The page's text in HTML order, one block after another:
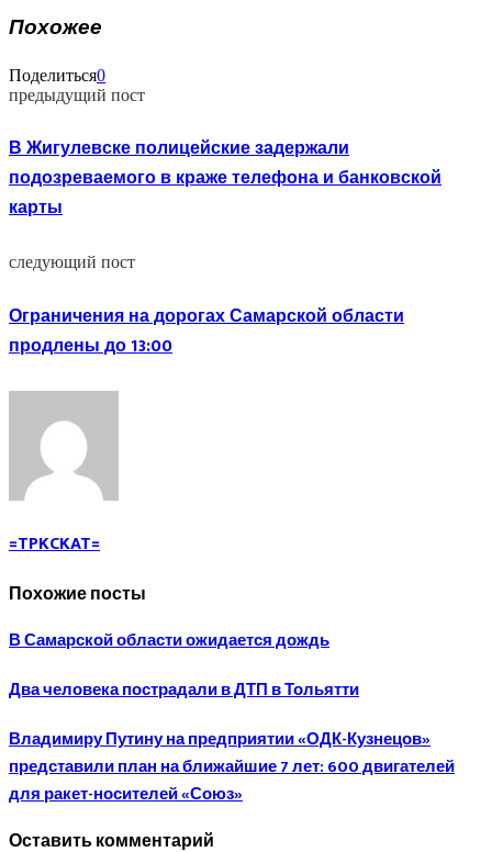
Похожее
Поделиться0
предыдущий пост
В Жигулевске полицейские задержали
подозреваемого в краже телефона и банковской
карты
следующий пост
Ограничения на дорогах Самарской области
продлены до 13:00
=TPKCKAT=
Похожие посты
В Самарской области ожидается дождь
Два человека пострадали в ДТП в Тольятти
Владимиру Путину на предприятии «ОДК-Кузнецов»
представили план на ближайшие 7 лет: 600 двигателей
для ракет-носителей «Союз»
Оставить комментарий